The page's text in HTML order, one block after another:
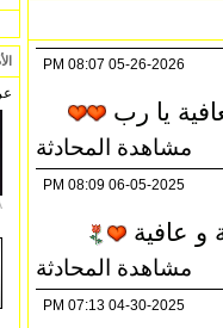
05-26-2026
08:07 PM
يا رب
مشاهدة المحادثة
06-05-2025
08:09 PM
و عافية
مشاهدة المحادثة
04-30-2025
07:13 PM
عرض 6